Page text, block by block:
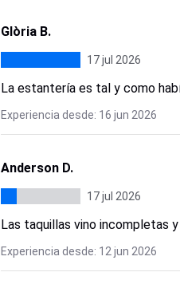
Glòria B.
17 jul 2026
La estantería es tal y como
Experiencia desde: 16 jun 2026
Anderson D.
17 jul 2026
Las taquillas vino incompletas
Experiencia desde: 12 jun 2026